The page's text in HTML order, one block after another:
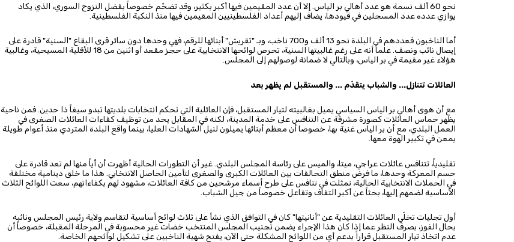
نحو 60 ألف نسمة هو عدد أهالي بر الياس. إلا أن عدد المقيمين فيها أكبر بكثير، وقد تضخّم خصوصاً بفضل النزوح السوري، الذي يكاد
يوازي عدده عدد المسجلين في قيودها، يضاف إليهم أعداد الفلسطينيين المقيمين فيها منذ النكبة الفلسطينية.
أما الناخبون فعددهم في البلدة نحو 13 ألف و700 ناخب، وبـ "تقريش" أبنائها للرقم، فهي وحدها دون سائر قرى البقاع "السنية" قادرة على
إيصال نائب ونصف. علماً أنه على رغم غالبيتها السنية، تحرص لوائحها الانتخابية على حجز مقعد أو اثنين من 18 للأقلية المسيحية، وغالبية
هؤلاء غير مقيمة في بر الياس، وبالتالي لا ضمانة لوصولهم إلى المجلس.
العائلات تتنازل... والشباب يتقدّم ... والمستقبل لم يظهر بعد
مع أن هوى أهالي بر الياس السياسي يميل بغالبيته لتيار المستقبل، فإن العائلية التي تحكم انتخابات بلديتها تبدو سيفاً ذا حدين. فمن ناحية
يظهر حماس العائلات كصورة مشرقة عن التنافس على خدمة المدينة، لكنه في المقابل يحد من توظيف كفاءات العائلات الصغرى في
العمل البلدي، مع أن بر الياس غنية بها، خصوصا أن معظم أبنائها يميلون لنيل الشهادات العليا، بينما واقع البلدة المتردي منذ أعوام طويلة
يمعن في تكبير الهوة معها.
تقليدياً، تتنافس عائلات عراجي، ميتا، والميس على رئاسة المجلس البلدي. غير أن التطورات الحالية أظهرت أن أياً منها لم تعد قادرة على
حسم المعركة وحدها، ما فرض منطق التحالفات بين العائلات الكبرى والصغرى لتأمين الحاصل الانتخابي. هذا ما خلق دينامية مختلفة
في الحملات الانتخابية الحالية، تمثلت في تنافس على طرح أسماء مرشحين من كافة العائلات، مشهود لهم بكفاءاتهم، سعت اللوائح الثلاث
الأساسية لضمهم إليها، بحثاً عن أكبر التفاف وتفاعل خصوصاً من جيل الشباب.
أول تجليات تخلّي العائلات التقليدية عن "أنانيتها" كان في التوافق الذي نشأ على ثلاث لوائح أساسية لتقاسم ولاية رئيس المجلس ونائبه
بحال الفوز، بصرف النظر عما إذا كان هذا الإجراء يضمن تجنيب المجلس المنتخب خضات غير محسوبة في المرحلة المقبلة، خصوصاً أن
عدم اتخاذ تيار المستقبل قراراً بدعم أي من اللوائح المشكلة حتى الآن، يفتح شهية الناخبين على تشكيل لوائحهم الخاصة.